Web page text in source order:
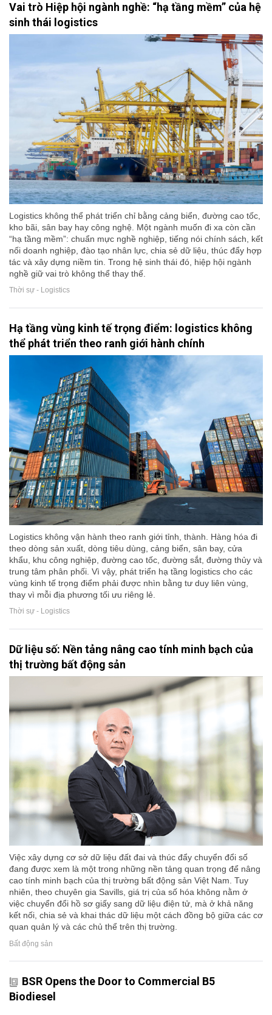
Vai trò Hiệp hội ngành nghề: “hạ tầng mềm” của hệ
sinh thái logistics
Logistics không thể phát triển chỉ bằng cảng biển, đường cao tốc,
kho bãi, sân bay hay công nghệ. Một ngành muốn đi xa còn cần
“hạ tầng mềm”: chuẩn mực nghề nghiệp, tiếng nói chính sách, kết
nối doanh nghiệp, đào tạo nhân lực, chia sẻ dữ liệu, thúc đẩy hợp
tác và xây dựng niềm tin. Trong hệ sinh thái đó, hiệp hội ngành
nghề giữ vai trò không thể thay thế.
Thời sự - Logistics
Hạ tầng vùng kinh tế trọng điểm: logistics không
thể phát triển theo ranh giới hành chính
Logistics không vận hành theo ranh giới tỉnh, thành. Hàng hóa đi
theo dòng sản xuất, dòng tiêu dùng, cảng biển, sân bay, cửa
khẩu, khu công nghiệp, đường cao tốc, đường sắt, đường thủy và
trung tâm phân phối. Vì vậy, phát triển hạ tầng logistics cho các
vùng kinh tế trọng điểm phải được nhìn bằng tư duy liên vùng,
thay vì mỗi địa phương tối ưu riêng lẻ.
Thời sự - Logistics
Dữ liệu số: Nền tảng nâng cao tính minh bạch của
thị trường bất động sản
Việc xây dựng cơ sở dữ liệu đất đai và thúc đẩy chuyển đổi số
đang được xem là một trong những nền tảng quan trọng để nâng
cao tính minh bạch của thị trường bất động sản Việt Nam. Tuy
nhiên, theo chuyên gia Savills, giá trị của số hóa không nằm ở
việc chuyển đổi hồ sơ giấy sang dữ liệu điện tử, mà ở khả năng
kết nối, chia sẻ và khai thác dữ liệu một cách đồng bộ giữa các cơ
quan quản lý và các chủ thể trên thị trường.
Bất động sản
BSR Opens the Door to Commercial B5
Biodiesel